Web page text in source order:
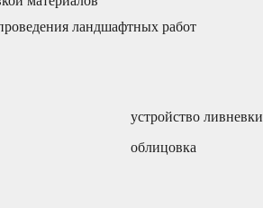
ландшафтных работ
устройство ливневки
облицовка